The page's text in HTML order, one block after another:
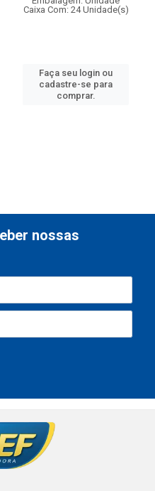
Caixa Com: 24 Unidade(s)
Faça seu login ou
cadastre-se para
comprar.
nossas